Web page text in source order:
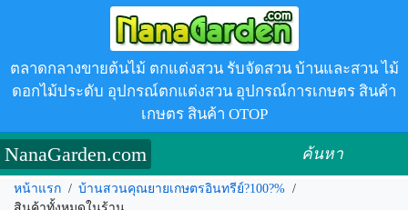
ตลาดกลางขายต้นไม้ ตกแต่งสวน รับจัดสวน บ้านและสวน ไม้
ดอกไม้ประดับ อุปกรณ์ตกแต่งสวน อุปกรณ์การเกษตร สินค้า
เกษตร สินค้า OTOP
NanaGarden.com ค้นหา
หน้าแรก / บ้านสวนคุณยายเกษตรอินทรีย์?100?% /
สินค้าทั้งหมดในร้าน